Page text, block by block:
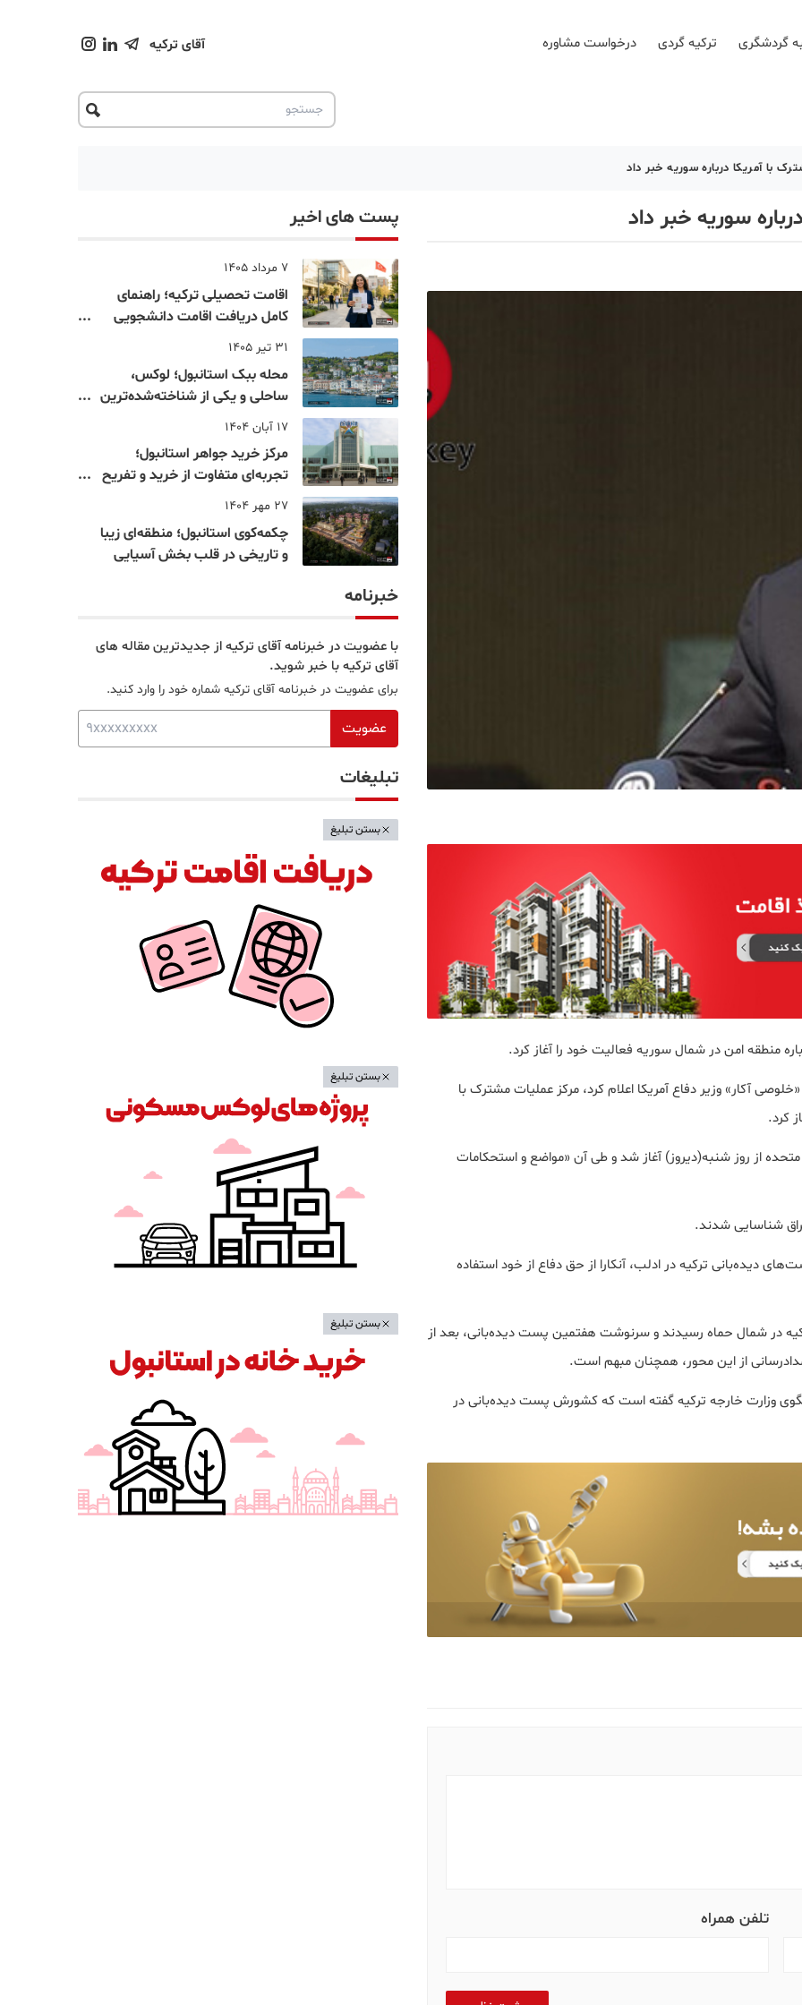
گردشگری ترکیه گردی درخواست مشاوره آقای ترکیه
با آمریکا درباره سوریه خبر داد
سوریه خبر داد
منطقه امن در شمال سوریه فعالیت خود را آغاز کرد.
«خلوصی آکار» وزیر دفاع آمریکا اعلام کرد، مرکز عملیات مشترک با
کرد.
متحده از روز شنبه(دیروز) آغاز شد و طی آن «مواضع و استحکامات
دیده‌بانی ترکیه در ادلب، آنکارا از حق دفاع از خود استفاده
در شمال حماه رسیدند و سرنوشت هفتمین پست دیده‌بانی، بعد از
از این محور، همچنان مبهم است.
وزارت خارجه ترکیه گفته است که کشورش پست دیده‌بانی در
تلفن همراه
پست های اخیر
7 مرداد 1405
اقامت تحصیلی ترکیه؛ راهنمای
کامل دریافت اقامت دانشجویی
ترکیه در سال ۲۰۲۶
31 تیر 1405
محله ببک استانبول؛ لوکس،
ساحلی و یکی از شناخته‌شده‌ترین
نقاط بسفر
17 آبان 1404
مرکز خرید جواهر استانبول؛
تجربه‌ای متفاوت از خرید و تفریح
در قلب استانبول
27 مهر 1404
چکمه‌کوی استانبول؛ منطقه‌ای زیبا
و تاریخی در قلب بخش آسیایی
خبرنامه
با عضویت در خبرنامه آقای ترکیه از جدیدترین مقاله های
آقای ترکیه با خبر شوید.
برای عضویت در خبرنامه آقای ترکیه شماره خود را وارد کنید.
عضویت
تبلیغات
بستن تبلیغ
بستن تبلیغ
بستن تبلیغ